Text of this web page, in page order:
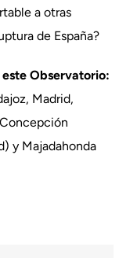
a otras
de España?
Observatorio:
Madrid,
y Majadahonda